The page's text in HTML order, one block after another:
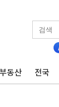
부동산 전국
원 투입키로...'
늘었다...공
서리풀2구역 갈
대한민국 여름